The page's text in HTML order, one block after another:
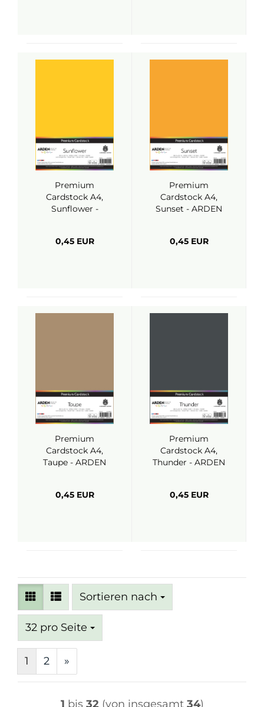
Premium
Cardstock A4,
Sunflower -
0,45 EUR
Premium
Cardstock A4,
Sunset - ARDEN
0,45 EUR
Premium
Cardstock A4,
Taupe - ARDEN
0,45 EUR
Premium
Cardstock A4,
Thunder - ARDEN
0,45 EUR
Sortieren nach
Sortieren nach
32 pro Seite
pro Seite
1 2 »
1 bis 32 (von insgesamt 34)